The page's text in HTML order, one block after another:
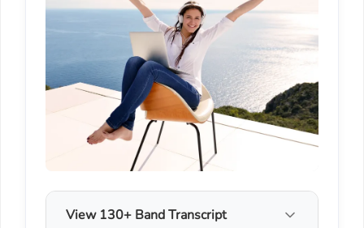
View 130+ Band Transcript